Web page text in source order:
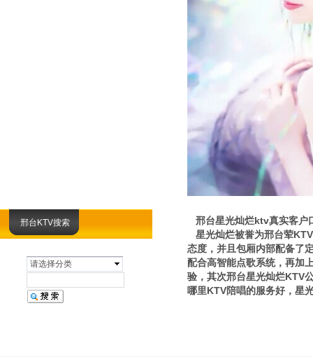
邢台KTV搜索
请选择分类
邢台星光灿烂ktv真实客户
星光灿烂被誉为邢台荤
态度，并且包厢内部配备了
配合高智能点歌系统，再加
验，其次邢台星光灿烂KTV
哪里KTV陪唱的服务好，星